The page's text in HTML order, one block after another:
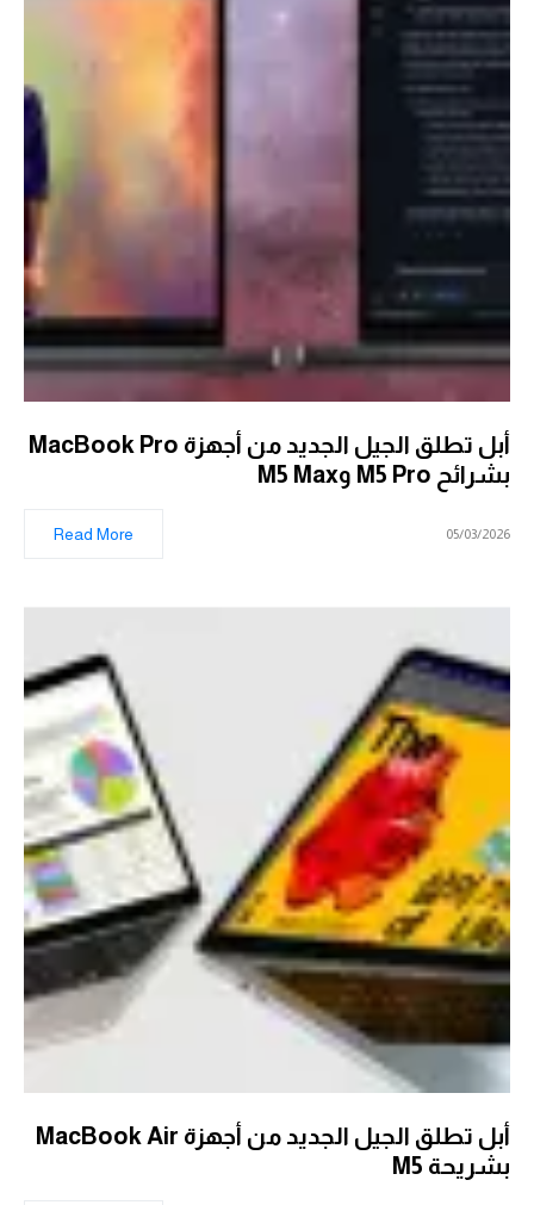
أبل تطلق الجيل الجديد من أجهزة MacBook Pro
بشرائح M5 Pro وM5 Max
05/03/2026
Read More
أبل تطلق الجيل الجديد من أجهزة MacBook Air
بشريحة M5